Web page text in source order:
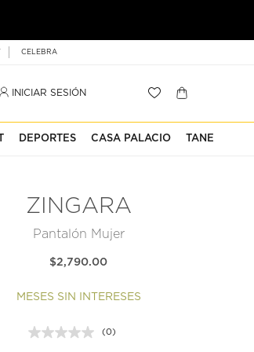
CELEBRA
INICIAR SESIÓN
DEPORTES CASA PALACIO TANE
ZINGARA
Pantalón Mujer
$2,790.00
MESES SIN INTERESES
Sin
(0)